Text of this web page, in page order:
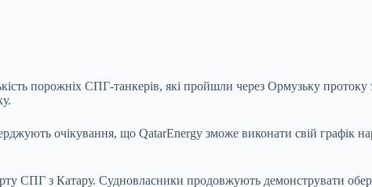
порожніх СПГ-танкерів, які пройшли через Ормузьку
очікування, що QatarEnergy зможе виконати свій графік
СПГ з Катару. Судновласники продовжують демонструвати